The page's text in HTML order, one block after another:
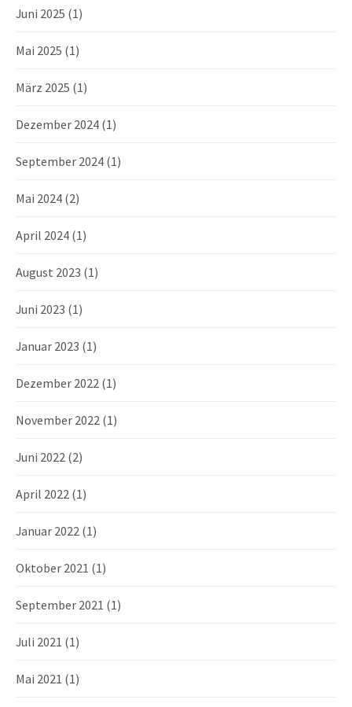
Juni 2025 (1)
Mai 2025 (1)
März 2025 (1)
Dezember 2024 (1)
September 2024 (1)
Mai 2024 (2)
April 2024 (1)
August 2023 (1)
Juni 2023 (1)
Januar 2023 (1)
Dezember 2022 (1)
November 2022 (1)
Juni 2022 (2)
April 2022 (1)
Januar 2022 (1)
Oktober 2021 (1)
September 2021 (1)
Juli 2021 (1)
Mai 2021 (1)